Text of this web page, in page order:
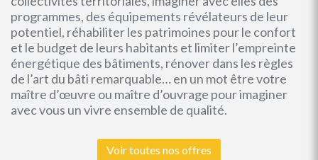
programmes, des équipements révélateurs de leur
potentiel, réhabiliter les patrimoines pour le confort
et le budget de leurs habitants et limiter l’empreinte
énergétique des bâtiments, rénover dans les règles
de l’art du bâti remarquable… en un mot être votre
maître d’œuvre ou maître d’ouvrage pour imaginer
avec vous un vivre ensemble de qualité.
Voir toutes nos offres